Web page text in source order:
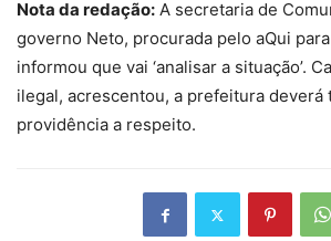
Nota da redação: A secretaria de
governo Neto, procurada pelo aQui
informou que vai ‘analisar a situação’.
ilegal, acrescentou, a prefeitura deverá
providência a respeito.